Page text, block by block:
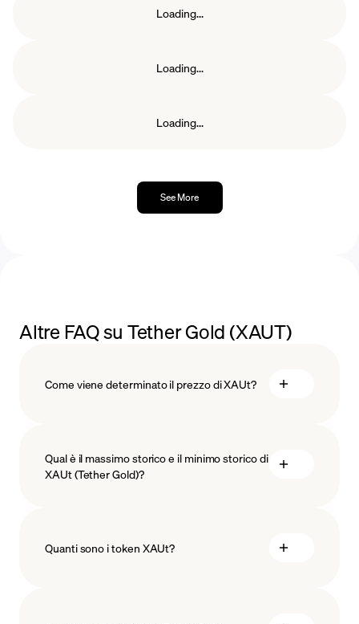
Loading...
Loading...
Loading...
See More
Altre FAQ su Tether Gold (XAUT)
Come viene determinato il prezzo di XAUt?
Qual è il massimo storico e il minimo storico di
XAUt (Tether Gold)?
Quanti sono i token XAUt?